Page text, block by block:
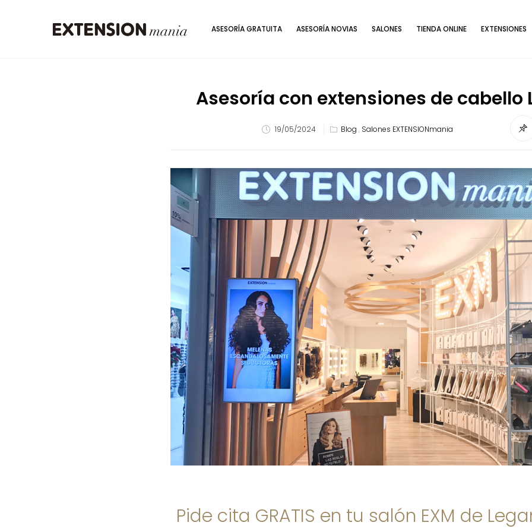
ASESORÍA GRATUITA ASESORÍA NOVIAS SALONES TIENDA ONLINE EXTENSIONES
Asesoría con extensiones de cabello
19/05/2024 Blog , Salones EXTENSIONmania
Pide cita GRATIS en tu salón EXM de